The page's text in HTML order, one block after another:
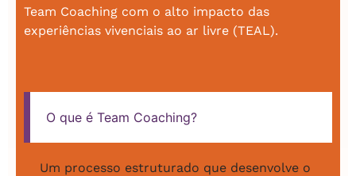
Team Coaching com o alto impacto das
experiências vivenciais ao ar livre (TEAL).
O que é Team Coaching?
Um processo estruturado que desenvolve o